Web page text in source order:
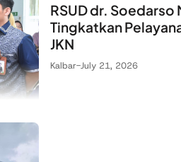
RSUD dr.
Tingkatkan
JKN
Kalbar-July 21, 2026